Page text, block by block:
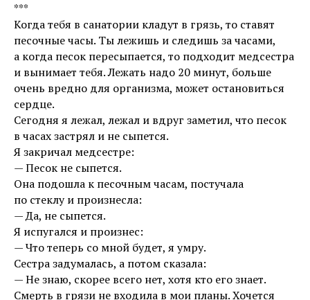
***
Когда тебя в санатории кладут в грязь, то ставят
песочные часы. Ты лежишь и следишь за часами,
а когда песок пересыпается, то подходит медсестра
и вынимает тебя. Лежать надо 20 минут, больше
очень вредно для организма, может остановиться
сердце.
Сегодня я лежал, лежал и вдруг заметил, что песок
в часах застрял и не сыпется.
Я закричал медсестре:
— Песок не сыпется.
Она подошла к песочным часам, постучала
по стеклу и произнесла:
— Да, не сыпется.
Я испугался и произнес:
— Что теперь со мной будет, я умру.
Сестра задумалась, а потом сказала:
— Не знаю, скорее всего нет, хотя кто его знает.
Смерть в грязи не входила в мои планы. Хочется